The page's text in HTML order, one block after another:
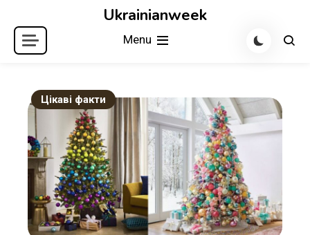
content
Ukrainianweek
Menu
Цікаві факти